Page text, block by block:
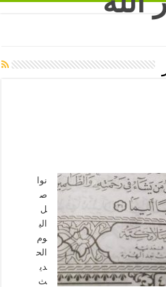
نوا
ص
ل
الي
وم
الح
دي
ث